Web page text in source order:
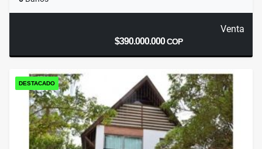
Venta
$390.000.000COP
DESTACADO